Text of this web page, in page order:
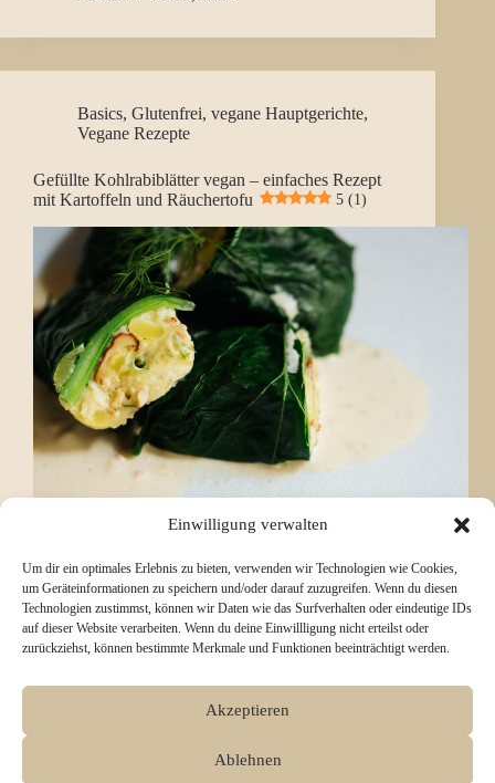
Einwilligung verwalten
Um dir ein optimales Erlebnis zu bieten, verwenden wir Technologien wie Cookies,
um Geräteinformationen zu speichern und/oder darauf zuzugreifen. Wenn du diesen
Technologien zustimmst, können wir Daten wie das Surfverhalten oder eindeutige IDs
auf dieser Website verarbeiten. Wenn du deine Einwillligung nicht erteilst oder
zurückziehst, können bestimmte Merkmale und Funktionen beeinträchtigt werden.
Akzeptieren
Ablehnen
Basics, Glutenfrei, vegane Hauptgerichte,
Vegane Rezepte
Gefüllte Kohlrabiblätter vegan – einfaches Rezept
mit Kartoffeln und Räuchertofu
5 (1)
Wohlfühlgericht und eine wunderbare Möglichkeit,
Kohlrabiblätter sinnvoll zu verwerten statt
herzhaften Kartoffel-Räuchertofu-Füllung gefüllt
und anschließend mit einer cremigen Dillsoße